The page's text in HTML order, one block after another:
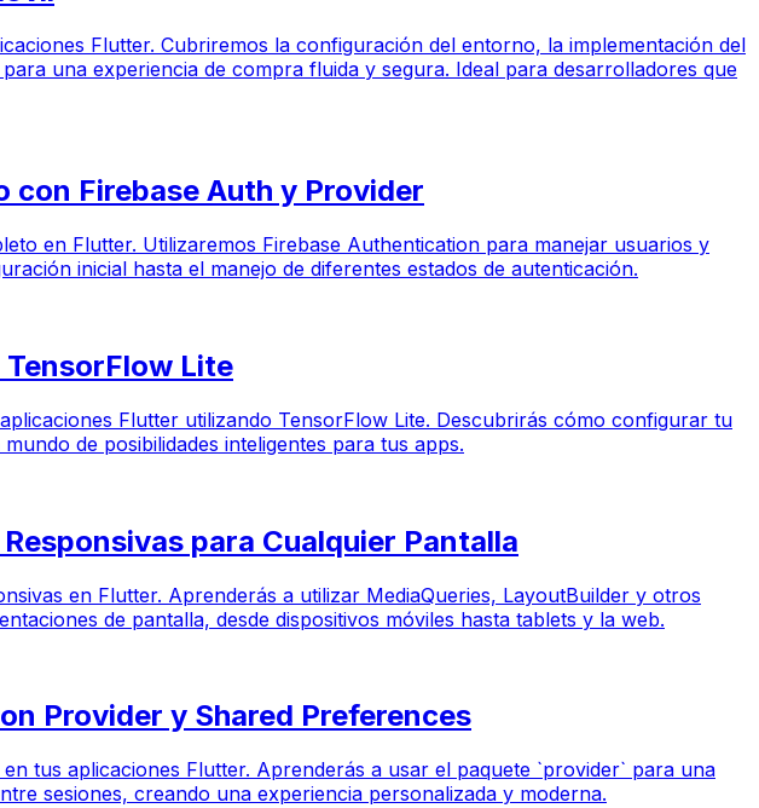
Flutter. Cubriremos la configuración del entorno, la implementación del
una experiencia de compra fluida y segura. Ideal para desarrolladores que
Firebase Auth y Provider
en Flutter. Utilizaremos Firebase Authentication para manejar usuarios y
inicial hasta el manejo de diferentes estados de autenticación.
Lite
Flutter utilizando TensorFlow Lite. Descubrirás cómo configurar tu
de posibilidades inteligentes para tus apps.
para Cualquier Pantalla
en Flutter. Aprenderás a utilizar MediaQueries, LayoutBuilder y otros
de pantalla, desde dispositivos móviles hasta tablets y la web.
Provider y Shared Preferences
tus aplicaciones Flutter. Aprenderás a usar el paquete `provider` para una
sesiones, creando una experiencia personalizada y moderna.